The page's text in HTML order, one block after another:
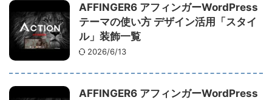
AFFINGER6 アフィンガーWordPress
テーマの使い方 デザイン活用「スタイ
ル」装飾一覧
2026/6/13
AFFINGER6 アフィンガーWordPress